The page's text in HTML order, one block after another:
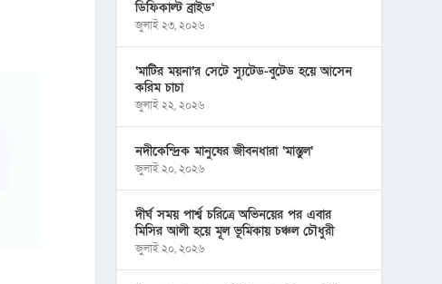
ডিফিকাল্ট ব্রাইড’
জুলাই ২৩, ২০২৬
‘মাটির ময়না’র সেটে স্যুটেড-বুটেড হয়ে আসেন
করিম চাচা
জুলাই ২২, ২০২৬
নদীকেন্দ্রিক মানুষের জীবনধারা ‘মাস্তুল’
জুলাই ২০, ২০২৬
দীর্ঘ সময় পার্শ্ব চরিত্রে অভিনয়ের পর এবার
মিসির আলী হয়ে মূল ভূমিকায় চঞ্চল চৌধুরী
জুলাই ২০, ২০২৬